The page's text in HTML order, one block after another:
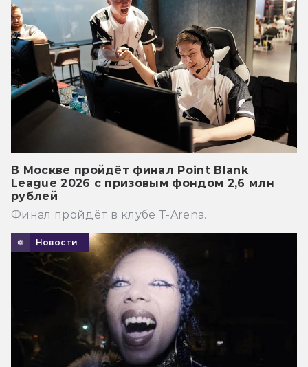
В Москве пройдёт финал Point Blank
League 2026 с призовым фондом 2,6 млн
рублей
Финал пройдёт в клубе T-Arena.
Новости